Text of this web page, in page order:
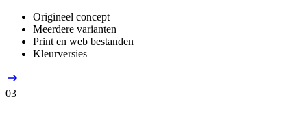
Origineel concept
Meerdere varianten
Print en web bestanden
Kleurversies
03